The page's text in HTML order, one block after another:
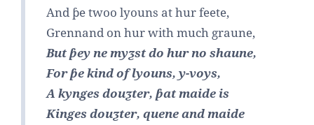
And ƥe twoo lyouns at hur feete,
Grennand on hur with much graune,
But ƥey ne myƺst do hur no shaune,
For ƥe kind of lyouns, y-voys,
A kynges douƺter, ƥat maide is
Kinges douƺter, quene and maide